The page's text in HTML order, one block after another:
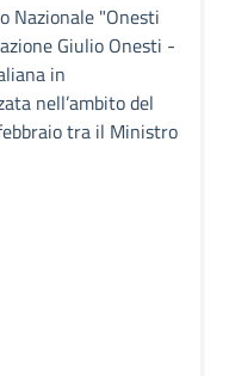
Nazionale "Onesti
Giulio Onesti -
in
nell’ambito del
tra il Ministro